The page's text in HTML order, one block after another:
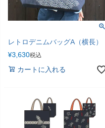
レトロデニムバッグA（横長）
¥3,630税込
カートに入れる